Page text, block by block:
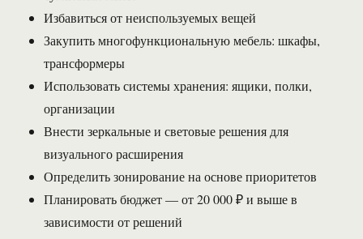
Избавиться от неиспользуемых вещей
Закупить многофункциональную мебель: шкафы,
трансформеры
Использовать системы хранения: ящики, полки,
организации
Внести зеркальные и световые решения для
визуального расширения
Определить зонирование на основе приоритетов
Планировать бюджет — от 20 000 ₽ и выше в
зависимости от решений